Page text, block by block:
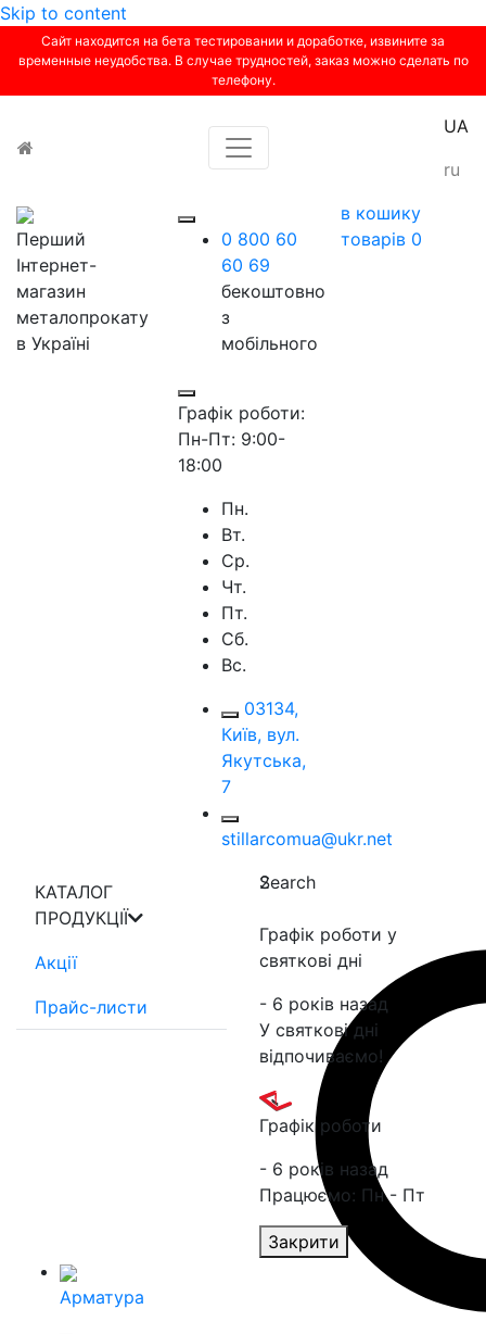
Skip to content
Сайт находится на бета тестировании и доработке, извините за
временные неудобства. В случае трудностей, заказ можно сделать по
телефону.
Toggle navigation
UA
ru
Перший
Інтернет-
магазин
металопрокату
в Україні
0 800 60
60 69
бекоштовно
з
мобільного
Графік роботи:
Пн-Пт: 9:00-
18:00
Пн.
Вт.
Ср.
Чт.
Пт.
Сб.
Вс.
03134,
Київ, вул.
Якутська,
7
stillarcomua@ukr.net
в кошику
товарів 0
КАТАЛОГ
ПРОДУКЦІЇ
Акції
Прайс-листи
Search
2
Графік роботи у
святкові дні
- 6 років назад
У святкові дні
відпочиваємо!
Графік роботи
- 6 років назад
Працюємо: Пн - Пт
Закрити
Арматура